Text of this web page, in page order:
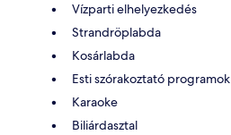
Vízparti elhelyezkedés
Strandröplabda
Kosárlabda
Esti szórakoztató programok
Karaoke
Biliárdasztal